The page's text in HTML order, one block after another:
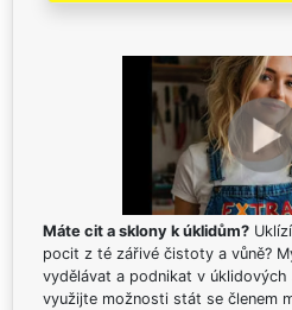
Máte cit a sklony k úklidům?
pocit z té zářivé čistoty a vůně?
vydělávat a podnikat v úklidových
využijte možnosti stát se členem